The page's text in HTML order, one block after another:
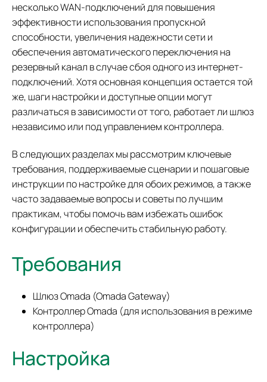
несколько WAN-подключений для повышения
эффективности использования пропускной
способности, увеличения надежности сети и
обеспечения автоматического переключения на
резервный канал в случае сбоя одного из интернет-
подключений. Хотя основная концепция остается той
же, шаги настройки и доступные опции могут
различаться в зависимости от того, работает ли шлюз
независимо или под управлением контроллера.
В следующих разделах мы рассмотрим ключевые
требования, поддерживаемые сценарии и пошаговые
инструкции по настройке для обоих режимов, а также
часто задаваемые вопросы и советы по лучшим
практикам, чтобы помочь вам избежать ошибок
конфигурации и обеспечить стабильную работу.
Требования
Шлюз Omada (Omada Gateway)
Контроллер Omada (для использования в режиме
контроллера)
Настройка